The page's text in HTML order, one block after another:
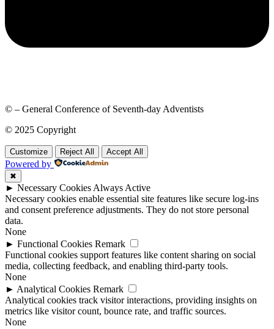
© – General Conference of Seventh-day Adventists
© 2025 Copyright
Customize Reject All Accept All
Powered by
✖
► Necessary Cookies Always Active
Necessary cookies enable essential site features like secure log-ins
and consent preference adjustments. They do not store personal
data.
None
► Functional Cookies Remark
Functional cookies support features like content sharing on social
media, collecting feedback, and enabling third-party tools.
None
► Analytical Cookies Remark
Analytical cookies track visitor interactions, providing insights on
metrics like visitor count, bounce rate, and traffic sources.
None